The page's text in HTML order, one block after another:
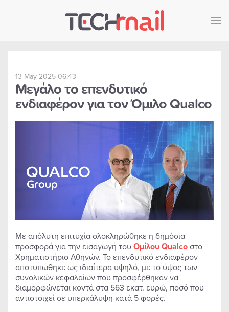
Skip to main content
13 May 2025 06:43
Μεγάλο το επενδυτικό
ενδιαφέρον για τον Όμιλο Qualco
Με απόλυτη επιτυχία ολοκληρώθηκε η δημόσια
προσφορά για την εισαγωγή τουΟμίλουQualcoστο
Χρηματιστήριο Αθηνών. Το επενδυτικό ενδιαφέρον
αποτυπώθηκε ως ιδιαίτερα υψηλό, με το ύψος των
συνολικών κεφαλαίων που προσφέρθηκαν να
διαμορφώνεται κοντά στα 563 εκατ. ευρώ, ποσό που
αντιστοιχεί σε υπερκάλυψη κατά 5 φορές.